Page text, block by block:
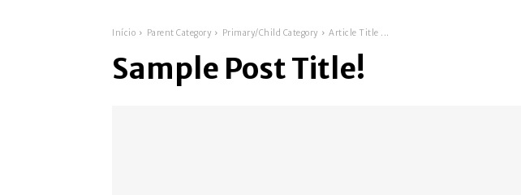
Início Parent Category Primary/Child Category Article Title ...
Sample Post Title!